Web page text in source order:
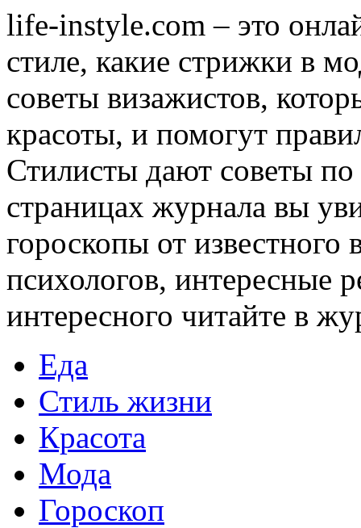
life-instyle.com – это
стиле, какие стрижки в
советы визажистов,
красоты, и помогут
Стилисты дают советы
страницах журнала вы
гороскопы от известного
психологов, интересные
интересного читайте в
Еда
Стиль жизни
Красота
Мода
Гороскоп